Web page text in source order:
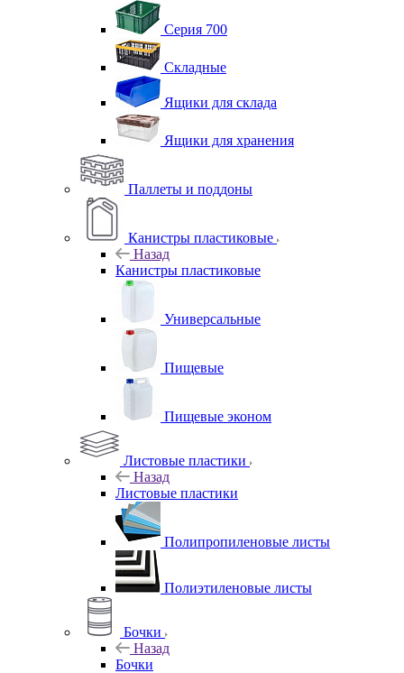
Серия 700
Складные
Ящики для склада
Ящики для хранения
Паллеты и поддоны
Канистры пластиковые
Назад
Канистры пластиковые
Универсальные
Пищевые
Пищевые эконом
Листовые пластики
Назад
Листовые пластики
Полипропиленовые листы
Полиэтиленовые листы
Бочки
Назад
Бочки